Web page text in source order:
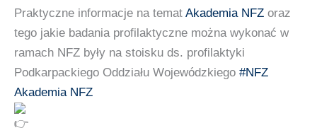
Praktyczne informacje na temat Akademia NFZ oraz
tego jakie badania profilaktyczne można wykonać w
ramach NFZ były na stoisku ds. profilaktyki
Podkarpackiego Oddziału Wojewódzkiego #NFZ
Akademia NFZ